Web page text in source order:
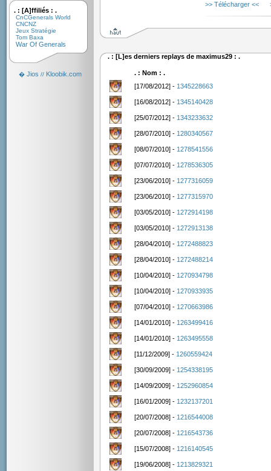
. : [A]ffiliés : .
CnCGenerals World
CNCNZ
Jeux Stratégie
Tom Baxa
War Of Generals
� Jios // Kloobik.com
>> Télécharger <<
. : [L]es derniers replays de maximus29 : .
. : Nom : .
[17/08/2012] - 1345228663
[16/08/2012] - 1345140428
[25/07/2012] - 1343233632
[28/07/2010] - 1280340567
[08/07/2010] - 1278541556
[07/07/2010] - 1278536305
[23/06/2010] - 1277316059
[23/06/2010] - 1277315970
[03/05/2010] - 1272914198
[03/05/2010] - 1272913138
[28/04/2010] - 1272488823
[28/04/2010] - 1272488214
[10/04/2010] - 1270934798
[10/04/2010] - 1270933935
[07/04/2010] - 1270663986
[14/01/2010] - 1263499416
[14/01/2010] - 1263495558
[11/12/2009] - 1260559424
[30/09/2009] - 1254338195
[14/09/2009] - 1252960854
[16/01/2009] - 1232137201
[20/07/2008] - 1216544008
[20/07/2008] - 1216543736
[15/07/2008] - 1216140545
[19/06/2008] - 1213829321